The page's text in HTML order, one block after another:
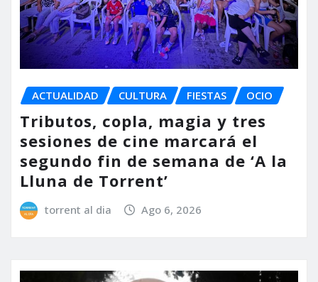
ACTUALIDAD CULTURA FIESTAS OCIO
Tributos, copla, magia y tres
sesiones de cine marcará el
segundo fin de semana de ‘A la
Lluna de Torrent’
torrent al dia Ago 6, 2026